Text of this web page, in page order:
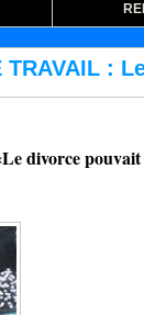
traitants
divorce